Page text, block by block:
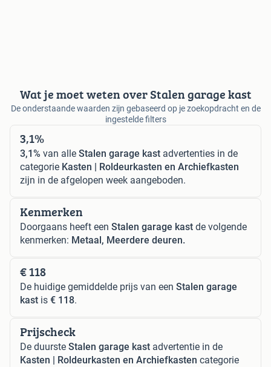
Wat je moet weten over Stalen garage kast
De onderstaande waarden zijn gebaseerd op je zoekopdracht en de
ingestelde filters
3,1%
3,1% van alle Stalen garage kast advertenties in de
categorie Kasten | Roldeurkasten en Archiefkasten
zijn in de afgelopen week aangeboden.
Kenmerken
Doorgaans heeft een Stalen garage kast de volgende
kenmerken: Metaal, Meerdere deuren.
€ 118
De huidige gemiddelde prijs van een Stalen garage
kast is € 118.
Prijscheck
De duurste Stalen garage kast advertentie in de
Kasten | Roldeurkasten en Archiefkasten categorie